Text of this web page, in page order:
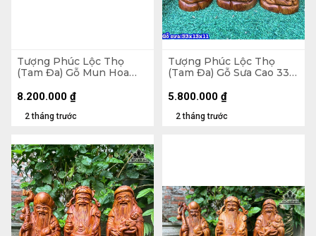
Tượng Phúc Lộc Thọ
(Tam Đa) Gỗ Mun Hoa
(cm)
2 tháng trước
8.200.000 ₫
Tượng Phúc Lộc Thọ
(Tam Đa) Gỗ Sưa Cao 33
2 tháng trước
5.800.000 ₫